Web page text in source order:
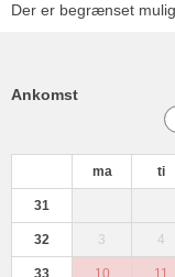
Der er begrænset
Ankomst
ma ti
31
32 3 4